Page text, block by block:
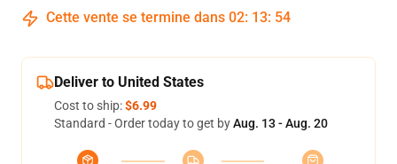
Cette vente se termine dans 02: 13: 53
Deliver to United States
Cost to ship:$6.99
Standard - Order today to get byAug. 13 - Aug. 20